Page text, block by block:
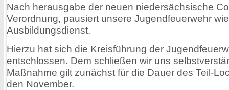
Nach herausgabe der neuen niedersächsische
Verordnung, pausiert unsere Jugendfeuerwehr
Ausbildungsdienst.
Hierzu hat sich die Kreisführung der
entschlossen. Dem schließen wir uns
Maßnahme gilt zunächst für die Dauer des Teil-
den November.